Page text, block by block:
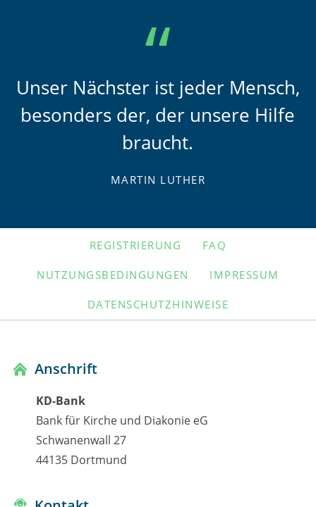
Unser Nächster ist jeder Mensch,
besonders der, der unsere Hilfe
braucht.
MARTIN LUTHER
NAVIGATION
REGISTRIERUNG FAQ
NUTZUNGSBEDINGUNGEN IMPRESSUM
DATENSCHUTZHINWEISE
Anschrift
KD-Bank
Bank für Kirche und Diakonie eG
Schwanenwall 27
44135 Dortmund